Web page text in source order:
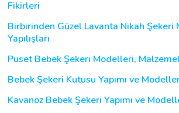
Fikirleri
Birbirinden Güzel Lavanta Nikah Şekeri
Yapılışları
Puset Bebek Şekeri Modelleri,
Bebek Şekeri Kutusu Yapımı ve
Kavanoz Bebek Şekeri Yapımı ve